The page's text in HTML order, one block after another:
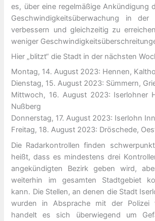
es, über eine regelmäßige Ankündigung
Geschwindigkeitsüberwachung in
verbessern und gleichzeitig zu
weniger
Hier „blitzt“ die Stadt in der nächsten
Montag, 14. August 2023: Hennen,
Dienstag, 15. August 2023: Sümmern,
Mittwoch, 16. August 2023: Iserlohner
Nußberg
Donnerstag, 17. August 2023: Iserlohn
Freitag, 18. August 2023: Dröschede,
Die Radarkontrollen finden
heißt, dass es mindestens drei
angekündigten Bezirk geben wird,
weiterhin im gesamten Stadtgebiet
kann. Die Stellen, an denen die Stadt
wurden in Absprache mit der Polizei
handelt es sich überwiegend um